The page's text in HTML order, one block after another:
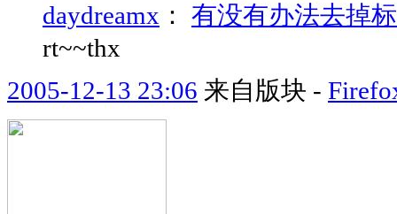
daydreamx ： 有没有办法去掉
rt~~thx
2005-12-13 23:06 来自版块 -